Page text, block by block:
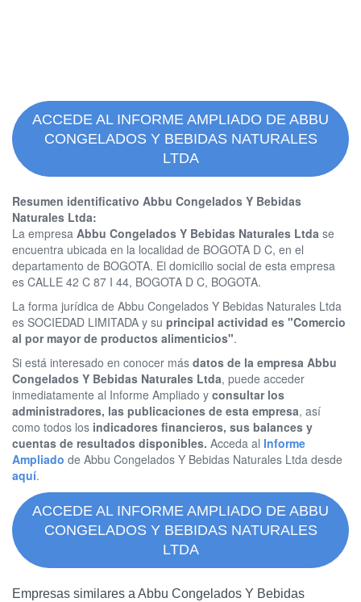
ACCEDE AL INFORME AMPLIADO DE ABBU
CONGELADOS Y BEBIDAS NATURALES
LTDA
Resumen identificativo Abbu Congelados Y Bebidas
Naturales Ltda:
La empresa Abbu Congelados Y Bebidas Naturales Ltda se
encuentra ubicada en la localidad de BOGOTA D C, en el
departamento de BOGOTA. El domicilio social de esta empresa
es CALLE 42 C 87 I 44, BOGOTA D C, BOGOTA.
La forma jurídica de Abbu Congelados Y Bebidas Naturales Ltda
es SOCIEDAD LIMITADA y su principal actividad es "Comercio
al por mayor de productos alimenticios".
Si está interesado en conocer más datos de la empresa Abbu
Congelados Y Bebidas Naturales Ltda, puede acceder
inmediatamente al Informe Ampliado y consultar los
administradores, las publicaciones de esta empresa, así
como todos los indicadores financieros, sus balances y
cuentas de resultados disponibles. Acceda al Informe
Ampliado de Abbu Congelados Y Bebidas Naturales Ltda desde
aquí.
ACCEDE AL INFORME AMPLIADO DE ABBU
CONGELADOS Y BEBIDAS NATURALES
LTDA
Empresas similares a Abbu Congelados Y Bebidas